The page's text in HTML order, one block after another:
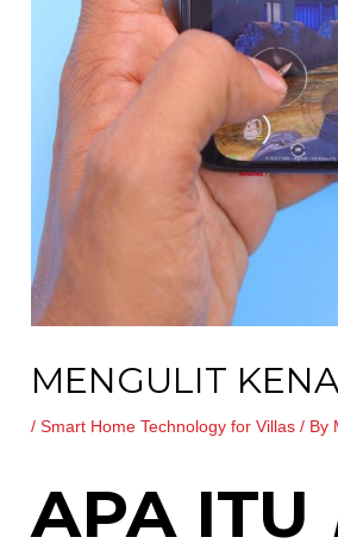
MENGULIT
/Smart Home Technology for Villas / By
APA ITU